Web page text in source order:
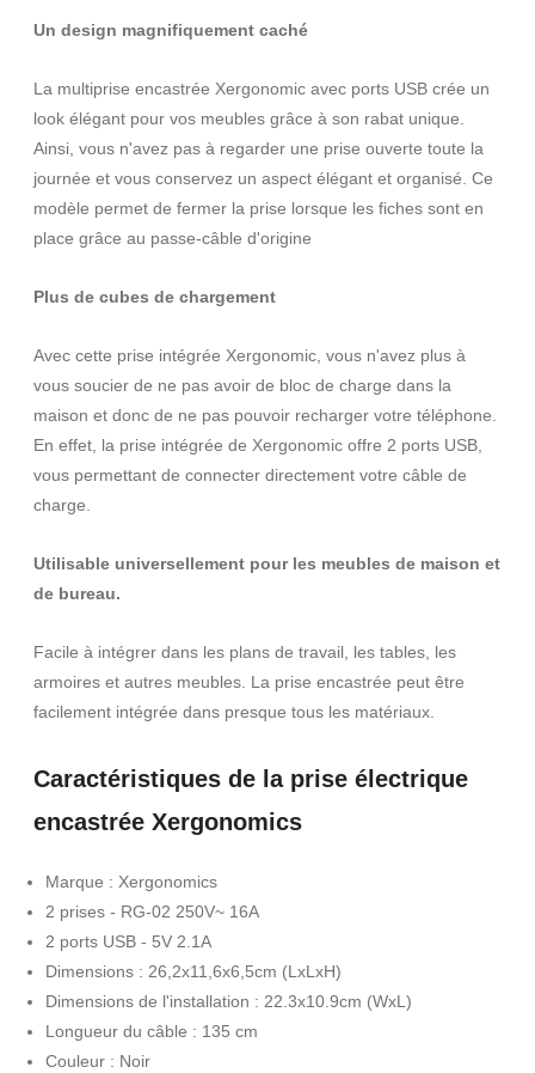
Un design magnifiquement caché
La multiprise encastrée Xergonomic avec ports USB crée un
look élégant pour vos meubles grâce à son rabat unique.
Ainsi, vous n'avez pas à regarder une prise ouverte toute la
journée et vous conservez un aspect élégant et organisé. Ce
modèle permet de fermer la prise lorsque les fiches sont en
place grâce au passe-câble d'origine
Plus de cubes de chargement
Avec cette prise intégrée Xergonomic, vous n'avez plus à
vous soucier de ne pas avoir de bloc de charge dans la
maison et donc de ne pas pouvoir recharger votre téléphone.
En effet, la prise intégrée de Xergonomic offre 2 ports USB,
vous permettant de connecter directement votre câble de
charge.
Utilisable universellement pour les meubles de maison et
de bureau.
Facile à intégrer dans les plans de travail, les tables, les
armoires et autres meubles. La prise encastrée peut être
facilement intégrée dans presque tous les matériaux.
Caractéristiques de la prise électrique
encastrée Xergonomics
Marque : Xergonomics
2 prises - RG-02 250V~ 16A
2 ports USB - 5V 2.1A
Dimensions : 26,2x11,6x6,5cm (LxLxH)
Dimensions de l'installation : 22.3x10.9cm (WxL)
Longueur du câble : 135 cm
Couleur : Noir